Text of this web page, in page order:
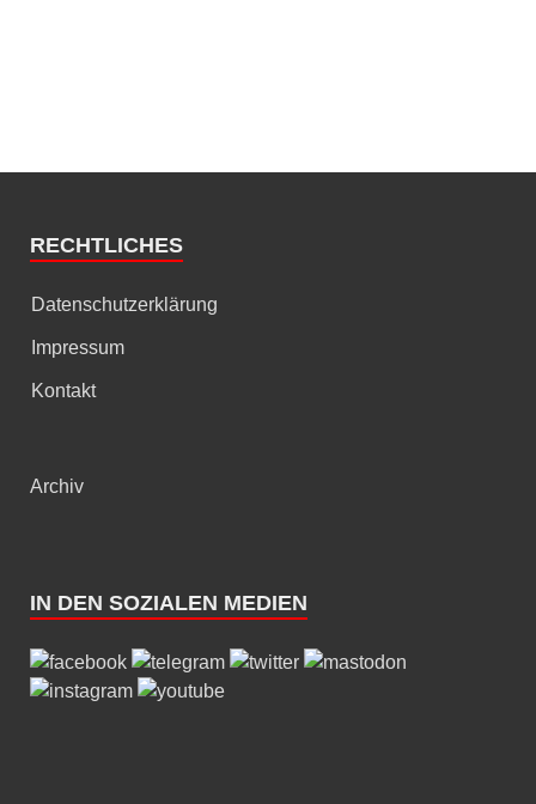
RECHTLICHES
Datenschutzerklärung
Impressum
Kontakt
Archiv
IN DEN SOZIALEN MEDIEN